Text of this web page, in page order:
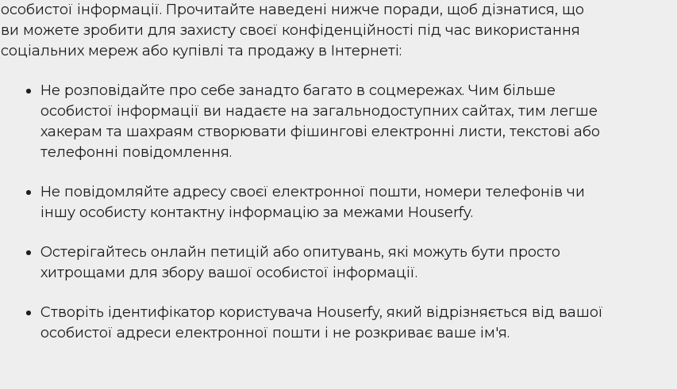
особистої інформації. Прочитайте наведені нижче поради, щоб дізнатися, що
ви можете зробити для захисту своєї конфіденційності під час використання
соціальних мереж або купівлі та продажу в Інтернеті:
Не розповідайте про себе занадто багато в соцмережах. Чим більше
особистої інформації ви надаєте на загальнодоступних сайтах, тим легше
хакерам та шахраям створювати фішингові електронні листи, текстові або
телефонні повідомлення.
Не повідомляйте адресу своєї електронної пошти, номери телефонів чи
іншу особисту контактну інформацію за межами Houserfy.
Остерігайтесь онлайн петицій або опитувань, які можуть бути просто
хитрощами для збору вашої особистої інформації.
Створіть ідентифікатор користувача Houserfy, який відрізняється від вашої
особистої адреси електронної пошти і не розкриває ваше ім'я.